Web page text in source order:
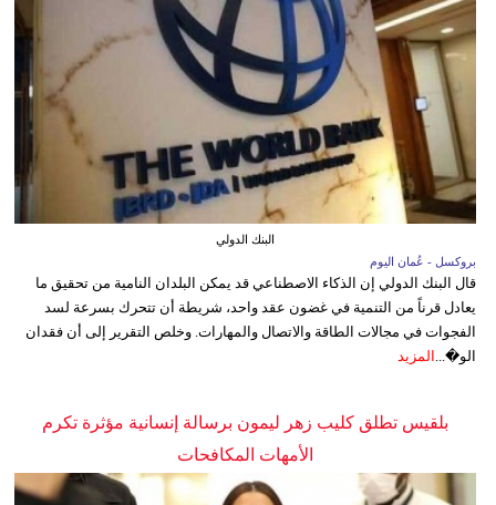
البنك الدولي
بروكسل - عُمان اليوم
قال البنك الدولي إن الذكاء الاصطناعي قد يمكن البلدان النامية من تحقيق ما
يعادل قرناً من التنمية في غضون عقد واحد، شريطة أن تتحرك بسرعة لسد
الفجوات في مجالات الطاقة والاتصال والمهارات. وخلص التقرير إلى أن فقدان
الو�... المزيد
بلقيس تطلق كليب زهر ليمون برسالة إنسانية مؤثرة تكرم
الأمهات المكافحات